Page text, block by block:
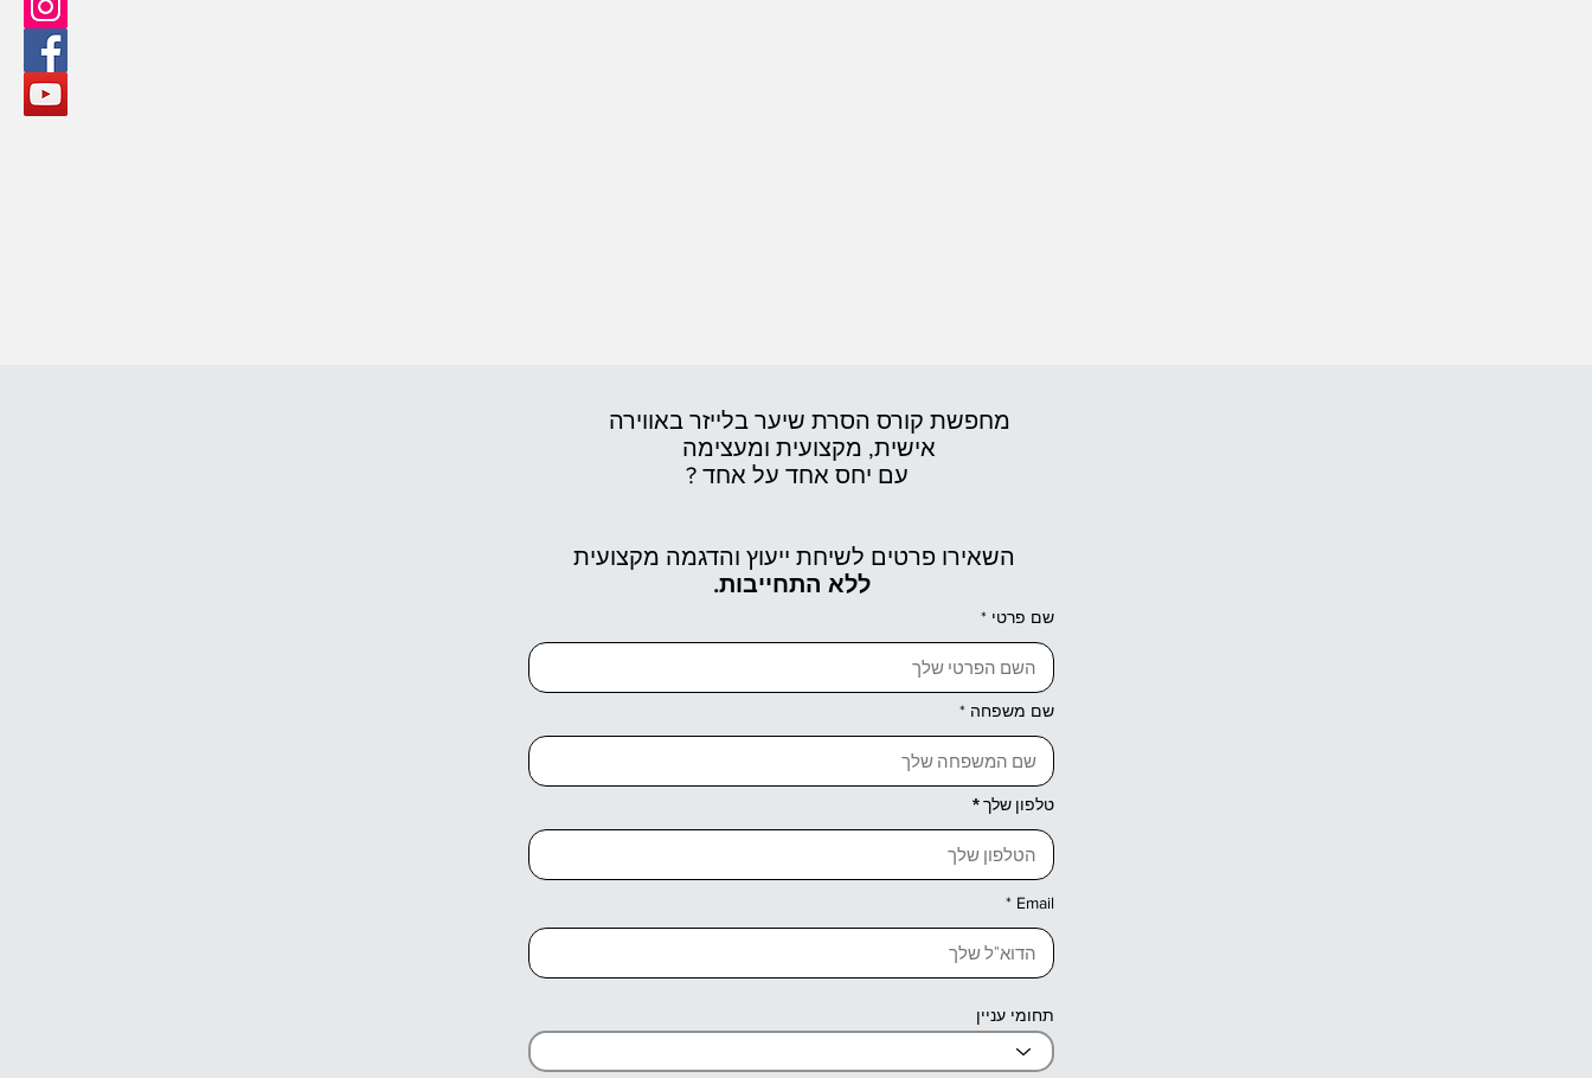
מחפשת קורס הסרת שיער בלייזר באווירה
אישית, מקצועית ומעצימה
עם יחס אחד על אחד ?
השאירו פרטים לשיחת ייעוץ והדגמה מקצועית
ללא התחייבות.
שם פרטי
שם משפחה
טלפון שלך
Email
תחומי עניין